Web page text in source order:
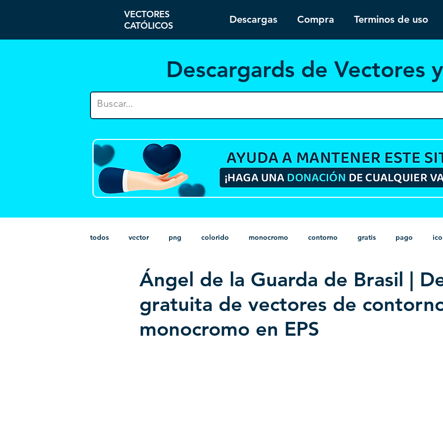
VECTORES
CATÓLICOS
Descargas Compra Terminos de uso
Descargards de Vectores
todos vector png colorido monocromo contorno gratis pago
estampado paquetes infantil HD sin fondo minimalista psd
Ángel de la Guarda de Brasil |
gratuita de vectores de
monocromo en EPS